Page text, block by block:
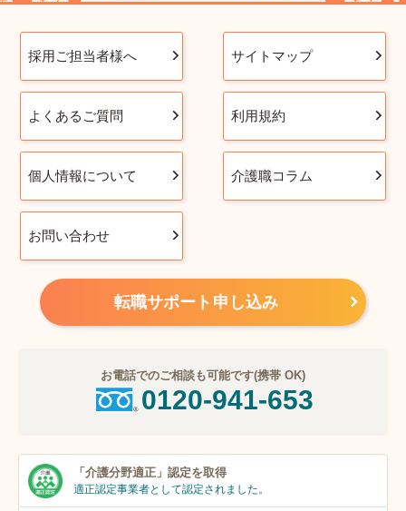
採用ご担当者様へ サイトマップ
よくあるご質問 利用規約
個人情報について 介護職コラム
お問い合わせ
転職サポート申し込み
お電話でのご相談も可能です(携帯 OK)
0120-941-653
「介護分野適正」 認定を取得
適正認定事業者として認定されました。